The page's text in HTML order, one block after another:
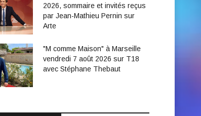
2026, sommaire et invités reçus
par Jean-Mathieu Pernin sur
Arte
"M comme Maison" à Marseille
vendredi 7 août 2026 sur T18
avec Stéphane Thebaut